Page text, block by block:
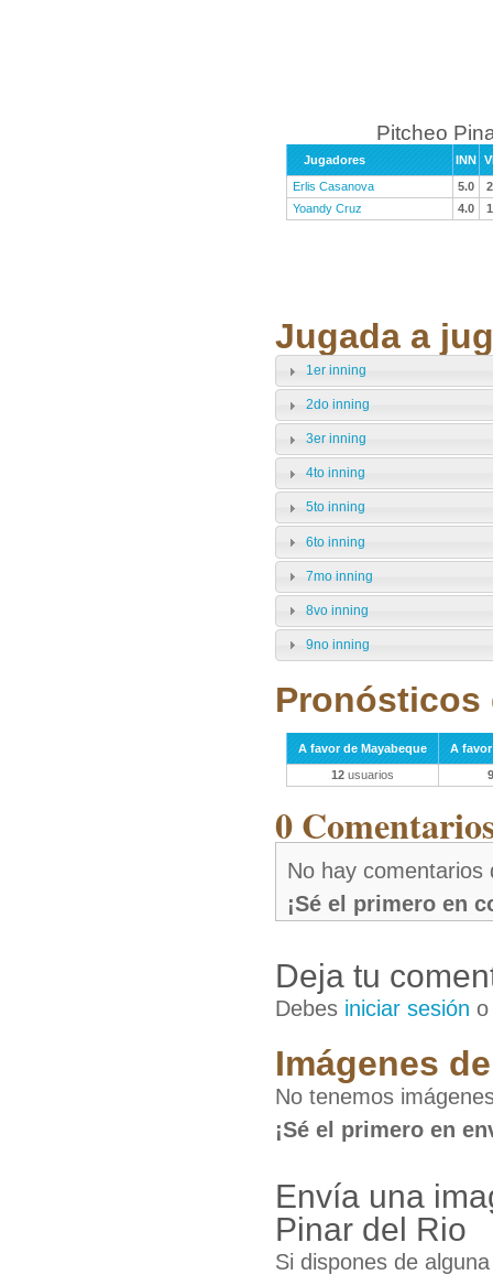
Pitcheo
Jugadores INN
Erlis Casanova
5.0
Yoandy Cruz
4.0
Jugada a
1er inning
2do inning
3er inning
4to inning
5to inning
6to inning
7mo inning
8vo inning
9no inning
Pronósticos
A favor de Mayabeque
A
12 usuarios
0
No hay comentarios
¡Sé el primero en
Deja tu
Debes iniciar sesión
Imágenes
No tenemos
¡Sé el primero en
Envía una
Pinar del Rio
Si dispones de